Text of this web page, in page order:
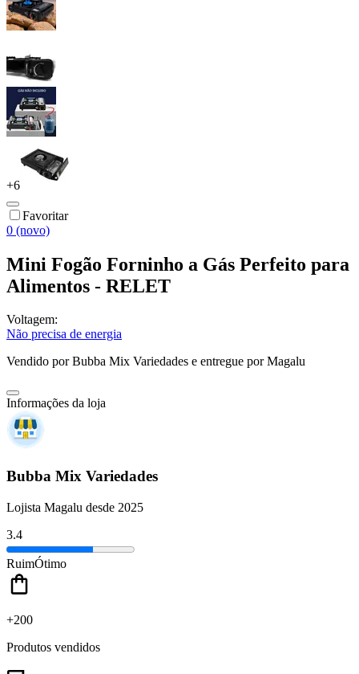
+6
Favoritar
0 (novo)
Mini Fogão Forninho a Gás Perfeito para
Alimentos - RELET
Voltagem:
Não precisa de energia
Vendido porBubba Mix Variedades e entregue por Magalu
Informações da loja
Bubba Mix Variedades
Lojista Magalu desde 2025
3.4
RuimÓtimo
+200
Produtos vendidos